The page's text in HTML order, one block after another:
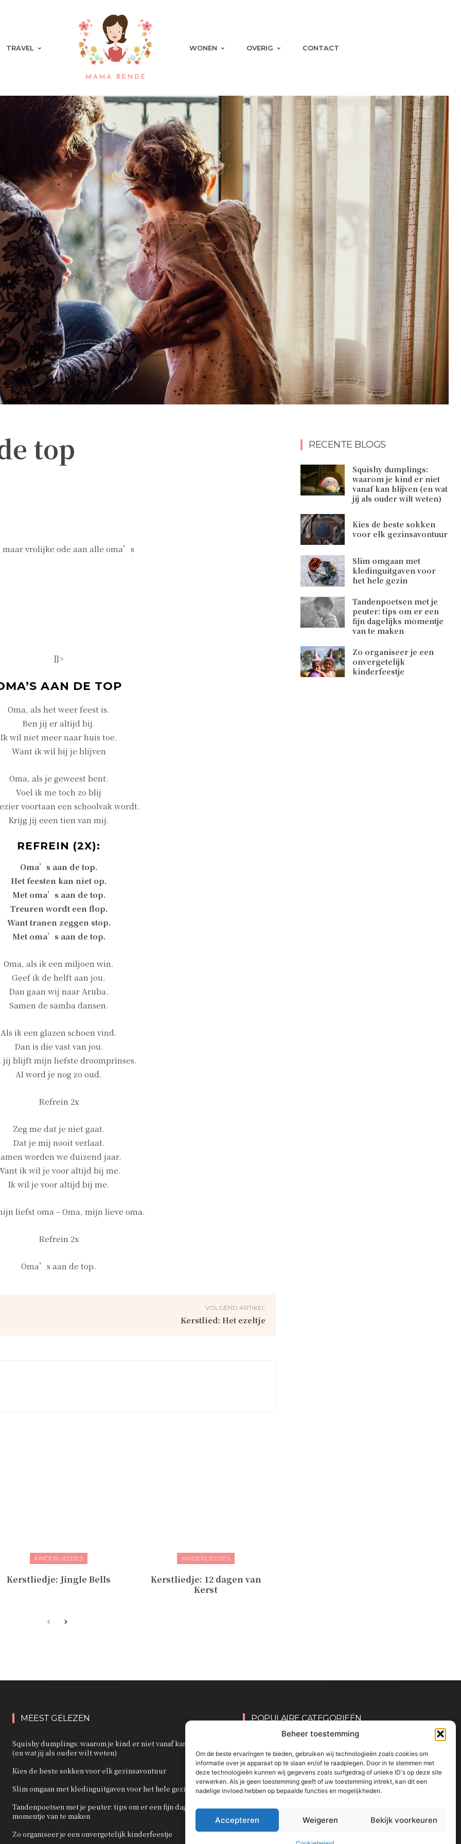
Beheer toestemming
Om de beste ervaringen te bieden, gebruiken wij technologieën zoals cookies om
informatie over je apparaat op te slaan en/of te raadplegen. Door in te stemmen met
deze technologieën kunnen wij gegevens zoals surfgedrag of unieke ID's op deze site
verwerken. Als je geen toestemming geeft of uw toestemming intrekt, kan dit een
nadelige invloed hebben op bepaalde functies en mogelijkheden.
Accepteren Weigeren Bekijk voorkeuren
TRAVEL WONEN OVERIG CONTACT
top
vrolijke ode aan alle oma’s
]]>
AAN DE TOP
Oma, als het weer feest is.
Ben jij er altijd bij.
Ik wil niet meer naar huis toe.
Want ik wil bij je blijven
Oma, als je geweest bent.
Voel ik me toch zo blij
voortaan een schoolvak wordt.
Krijg jij eeen tien van mij.
REFREIN (2X):
Oma’s aan de top.
Het feesten kan niet op.
Met oma’s aan de top.
Treuren wordt een flop.
Want tranen zeggen stop.
Met oma’s aan de top.
Oma, als ik een miljoen win.
Geef ik de helft aan jou.
Dan gaan wij naar Aruba.
Samen de samba dansen.
Als ik een glazen schoen vind.
Dan is die vast van jou.
jij blijft mijn liefste droomprinses.
Al word je nog zo oud.
Refrein 2x
Zeg me dat je niet gaat.
Dat je mij nooit verlaat.
worden we duizend jaar.
ik wil je voor altijd bij me.
Ik wil je voor altijd bij me.
liefst oma – Oma, mijn lieve oma.
Refrein 2x
Oma’s aan de top.
VOLGEND ARTIKEL
Kerstlied: Het ezeltje
KINDERLIEDJES
Kerstliedje: Jingle Bells
KINDERLIEDJES
Kerstliedje: 12 dagen van
Kerst
RECENTE BLOGS
Squishy dumplings:
waarom je kind er niet
vanaf kan blijven (en wat
jij als ouder wilt weten)
Kies de beste sokken
voor elk gezinsavontuur
Slim omgaan met
kledinguitgaven voor
het hele gezin
Tandenpoetsen met je
peuter: tips om er een
fijn dagelijks momentje
van te maken
Zo organiseer je een
onvergetelijk
kinderfeestje
MEEST GELEZEN
Squishy dumplings: waarom je kind er niet vanaf kan blijven
(en wat jij als ouder wilt weten)
Kies de beste sokken voor elk gezinsavontuur
Slim omgaan met kledinguitgaven voor het hele gezin
Tandenpoetsen met je peuter: tips om er een fijn dagelijks
momentje van te maken
Zo organiseer je een onvergetelijk kinderfeestje
POPULAIRE CATEGORIEËN
161
KNUTSELEN MET KINDEREN
TRAKTATIES
80
WONEN
KINDEREN
54